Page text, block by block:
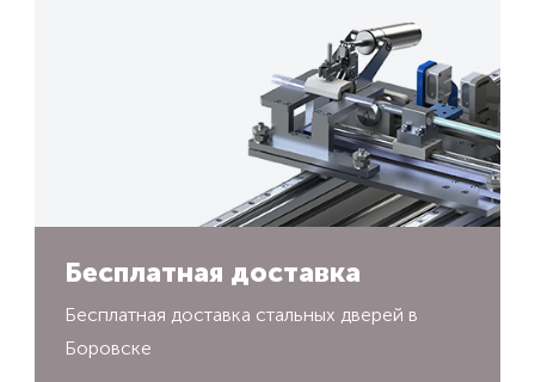
Бесплатная доставка
Бесплатная доставка стальных дверей в
Боровске